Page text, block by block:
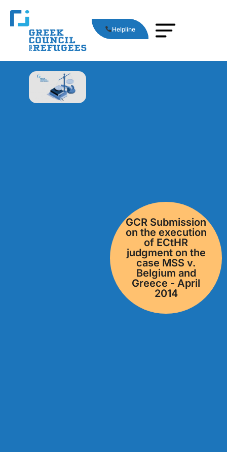
Helpline
GCR Submission
on the execution
of ECtHR
judgment on the
case MSS v.
Belgium and
Greece - April
2014